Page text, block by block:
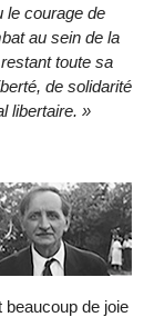
le courage de
au sein de la
toute sa
de solidarité
libertaire. »
de joie